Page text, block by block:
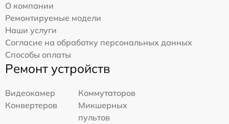
О компании
Ремонтируемые модели
Наши услуги
Согласие на обработку персональных данных
Способы оплаты
Ремонт устройств
Видеокамер
Коммутаторов
Конвертеров
Микшерных
пультов